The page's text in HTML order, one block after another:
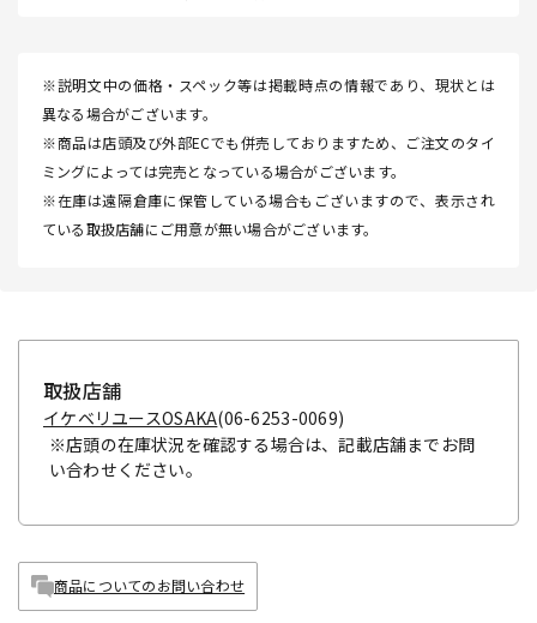
※説明文中の価格・スペック等は掲載時点の情報であり、現状とは
異なる場合がございます。
※商品は店頭及び外部ECでも併売しておりますため、ご注文のタイ
ミングによっては完売となっている場合がございます。
※在庫は遠隔倉庫に保管している場合もございますので、表示され
ている取扱店舗にご用意が無い場合がございます。
取扱店舗
イケベリユースOSAKA(06-6253-0069)
※店頭の在庫状況を確認する場合は、記載店舗までお問
い合わせください。
商品についてのお問い合わせ